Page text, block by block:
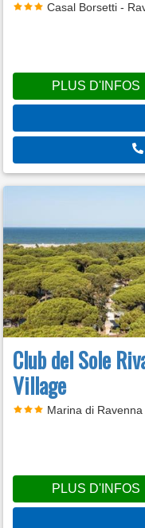
Casal Borsetti -
PLUS D'INFOS
Club del Sole
Village
Marina di
PLUS D'INFOS